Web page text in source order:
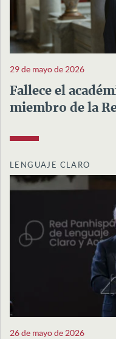
29 de mayo de 2026
Fallece el
miembro de la
LENGUAJE CLARO
26 de mayo de 2026